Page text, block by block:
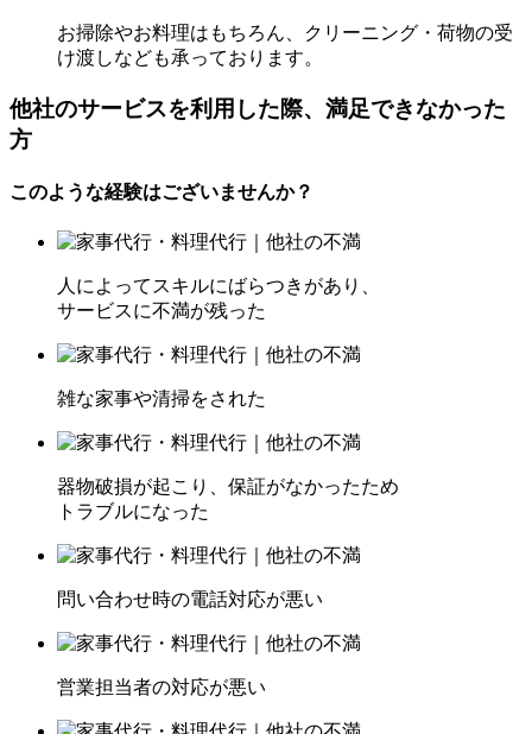
お掃除やお料理はもちろん、クリーニング・荷物の受
け渡しなども承っております。
他社のサービスを利用した際、満足できなかった
方
このような経験はございませんか？
人によってスキルにばらつきがあり、
サービスに不満が残った
雑な家事や清掃をされた
器物破損が起こり、保証がなかったため
トラブルになった
問い合わせ時の電話対応が悪い
営業担当者の対応が悪い